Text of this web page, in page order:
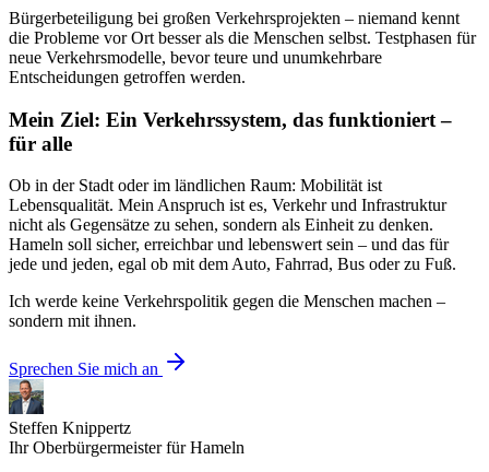
Bürgerbeteiligung bei großen Verkehrsprojekten – niemand kennt
die Probleme vor Ort besser als die Menschen selbst. Testphasen für
neue Verkehrsmodelle, bevor teure und unumkehrbare
Entscheidungen getroffen werden.
Mein Ziel: Ein Verkehrssystem, das funktioniert –
für alle
Ob in der Stadt oder im ländlichen Raum: Mobilität ist
Lebensqualität. Mein Anspruch ist es, Verkehr und Infrastruktur
nicht als Gegensätze zu sehen, sondern als Einheit zu denken.
Hameln soll sicher, erreichbar und lebenswert sein – und das für
jede und jeden, egal ob mit dem Auto, Fahrrad, Bus oder zu Fuß.
Ich werde keine Verkehrspolitik gegen die Menschen machen –
sondern mit ihnen.
Sprechen Sie mich an
Steffen Knippertz
Ihr Oberbürgermeister für Hameln